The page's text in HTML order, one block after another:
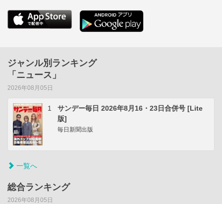
ジャンル別ランキング
「ニュース」
2026年08月05日
1
サンデー毎日 2026年8月16・23日合併号 [Lite
版]
毎日新聞出版
一覧へ
総合ランキング
2026年08月05日